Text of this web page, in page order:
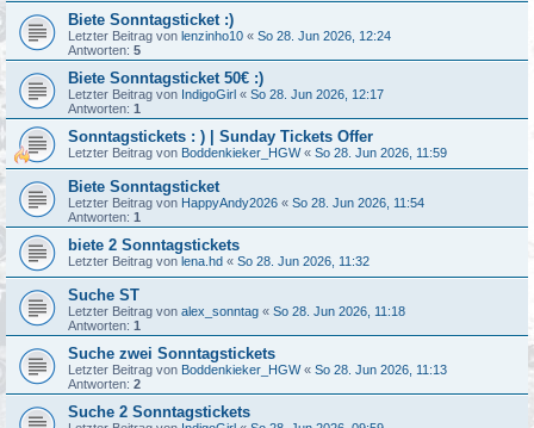
Biete Sonntagsticket :)
Letzter Beitrag von lenzinho10 « So 28. Jun 2026, 12:24
Antworten: 5
Biete Sonntagsticket 50€ :)
Letzter Beitrag von IndigoGirl « So 28. Jun 2026, 12:17
Antworten: 1
Sonntagstickets : ) | Sunday Tickets Offer
Letzter Beitrag von Boddenkieker_HGW« So 28. Jun 2026, 11:59
Biete Sonntagsticket
Letzter Beitrag von HappyAndy2026 « So 28. Jun 2026, 11:54
Antworten: 1
biete 2 Sonntagstickets
Letzter Beitrag von lena.hd « So 28. Jun 2026, 11:32
Suche ST
Letzter Beitrag von alex_sonntag « So 28. Jun 2026, 11:18
Antworten: 1
Suche zwei Sonntagstickets
Letzter Beitrag von Boddenkieker_HGW« So 28. Jun 2026, 11:13
Antworten: 2
Suche 2 Sonntagstickets